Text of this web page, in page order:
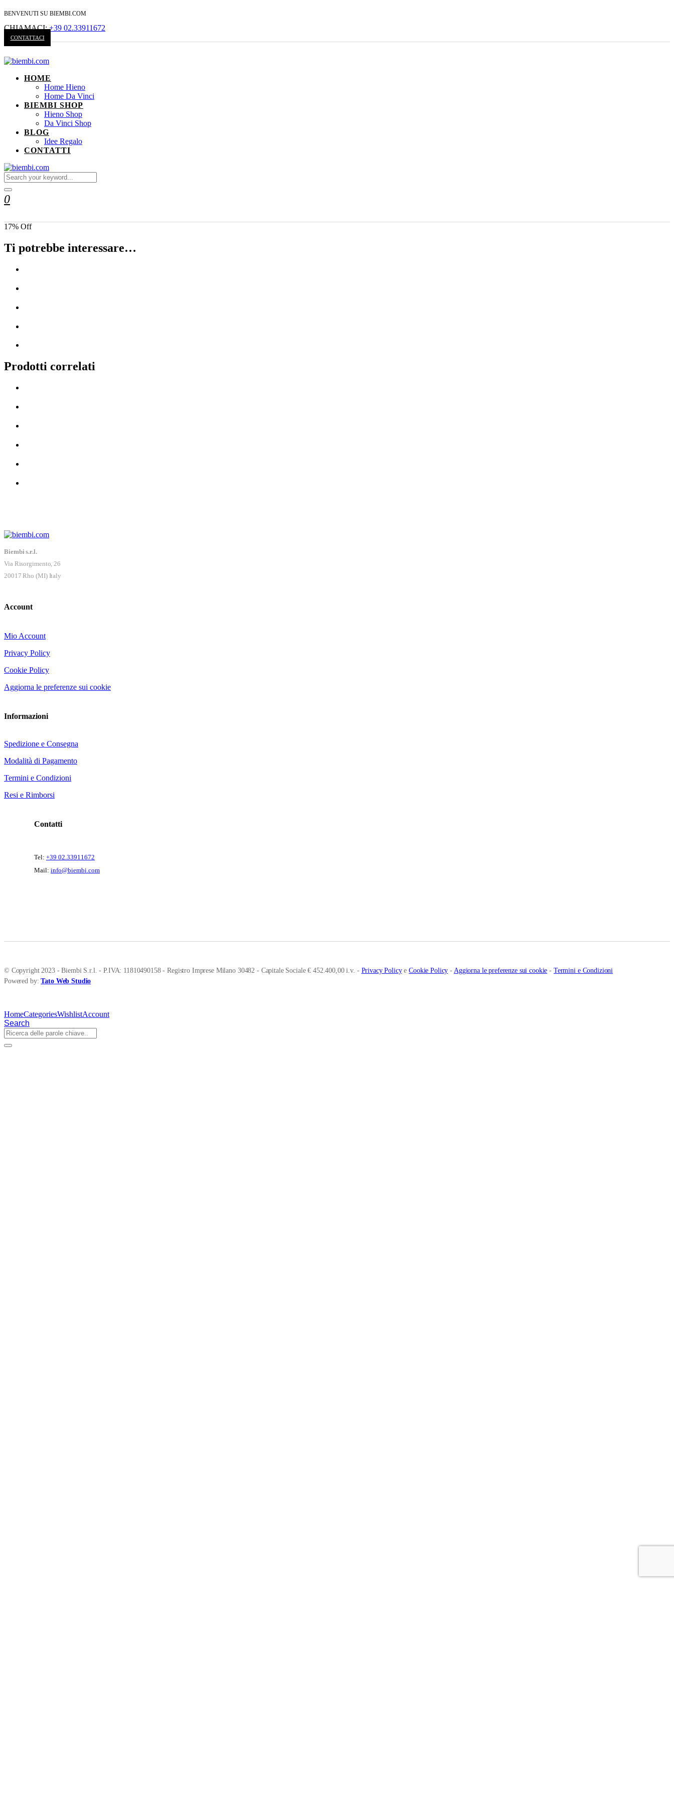
BENVENUTI SU BIEMBI.COM
CHIAMACI:+39 02.33911672
CONTATTACI
HOME
Home Hieno
Home Da Vinci
BIEMBI SHOP
Hieno Shop
Da Vinci Shop
BLOG
Idee Regalo
CONTATTI
0
17% Off
Ti potrebbe interessare…
Prodotti correlati
Biembi s.r.l.
Via Risorgimento, 26
20017 Rho (MI) Italy
Account
Mio Account
Privacy Policy
Cookie Policy
Aggiorna le preferenze sui cookie
Informazioni
Spedizione e Consegna
Modalità di Pagamento
Termini e Condizioni
Resi e Rimborsi
Contatti
Tel: +39 02.33911672
Mail: info@biembi.com
© Copyright 2023 - Biembi S.r.l. - P.IVA: 11810490158 - Registro Imprese Milano 30482 - Capitale Sociale € 452.400,00 i.v. - Privacy PolicyeCookie Policy - Aggiorna le preferenze sui cookie - Termini e Condizioni
Powered by: Tato Web Studio
HomeCategoriesWishlistAccount
Search